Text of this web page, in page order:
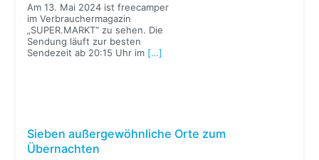
Am 13. Mai 2024 ist freecamper
im Verbrauchermagazin
„SUPER.MARKT“ zu sehen. Die
Sendung läuft zur besten
Sendezeit ab 20:15 Uhr im […]
Sieben außergewöhnliche Orte zum
Übernachten